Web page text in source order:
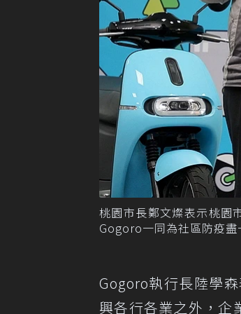
桃園市長鄭文燦表示桃園
Gogoro一同為社區防疫
Gogoro執行長陸學
興各行各業之外，企